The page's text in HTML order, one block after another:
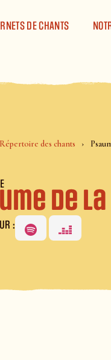
DE CHANTS
Répertoire des chants
de
: